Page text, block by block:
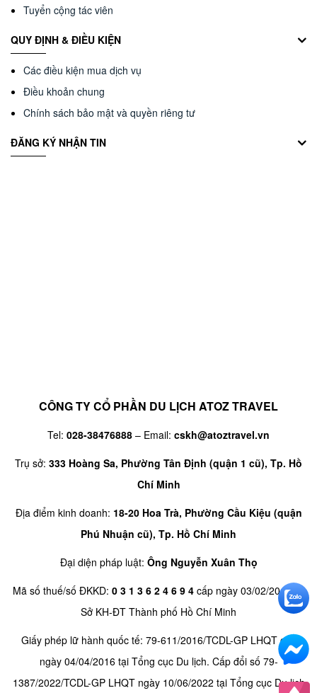
Tuyển cộng tác viên
QUY ĐỊNH & ĐIỀU KIỆN
Các điều kiện mua dịch vụ
Điều khoản chung
Chính sách bảo mật và quyền riêng tư
ĐĂNG KÝ NHẬN TIN
CÔNG TY CỔ PHẦN DU LỊCH ATOZ TRAVEL
Tel: 028-38476888 – Email: cskh@atoztravel.vn
Trụ sở: 333 Hoàng Sa, Phường Tân Định (quận 1 cũ), Tp. Hồ
Chí Minh
Địa điểm kinh doanh: 18-20 Hoa Trà, Phường Cầu Kiệu (quận
Phú Nhuận cũ), Tp. Hồ Chí Minh
Đại diện pháp luật: Ông Nguyễn Xuân Thọ
Mã số thuế/số ĐKKD: 0 3 1 3 6 2 4 6 9 4cấp ngày 03/02/2016 tại
Sở KH-ĐT Thành phố Hồ Chí Minh
Giấy phép lữ hành quốc tế: 79-611/2016/TCDL-GP LHQT cấp
ngày 04/04/2016 tại Tổng cục Du lịch. Cấp đổi số 79-
1387/2022/TCDL-GP LHQT ngày 10/06/2022 tại Tổng cục Du lịch